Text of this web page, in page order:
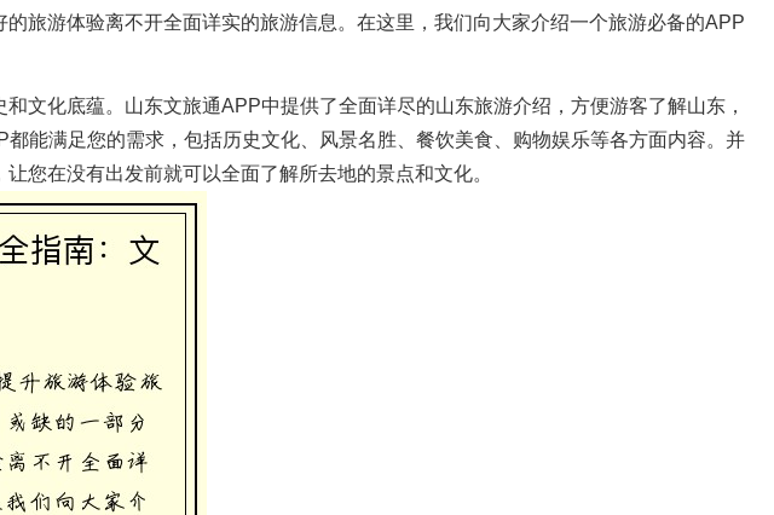
旅游体验离不开全面详实的旅游信息。在这里，我们向大家介绍一个旅游必备的APP
文化底蕴。山东文旅通APP中提供了全面详尽的山东旅游介绍，方便游客了解山东，
能满足您的需求，包括历史文化、风景名胜、餐饮美食、购物娱乐等各方面内容。并
您在没有出发前就可以全面了解所去地的景点和文化。